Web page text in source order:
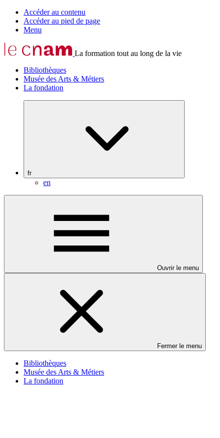
Accéder au contenu
Accéder au pied de page
Menu
La formation tout au long de la vie
Bibliothèques
Musée des Arts & Métiers
La fondation
fr
en
Ouvrir le menu
Fermer le menu
Bibliothèques
Musée des Arts & Métiers
La fondation